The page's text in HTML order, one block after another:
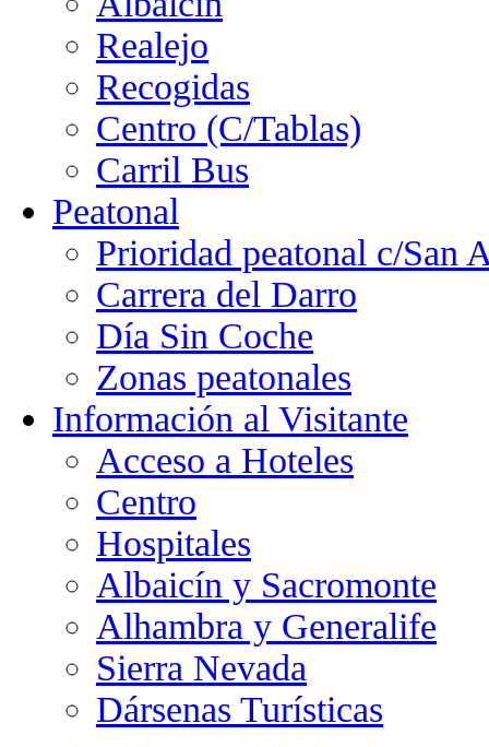
Realejo
Recogidas
Centro (C/Tablas)
Carril Bus
Peatonal
Prioridad peatonal c/San
Carrera del Darro
Día Sin Coche
Zonas peatonales
Información al Visitante
Acceso a Hoteles
Centro
Hospitales
Albaicín y Sacromonte
Alhambra y Generalife
Sierra Nevada
Dársenas Turísticas